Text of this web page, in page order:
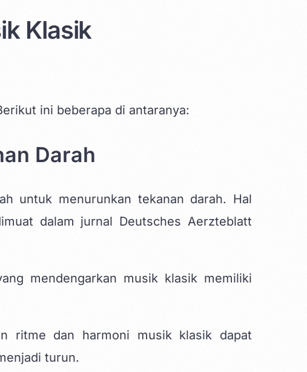
Klasik
ini beberapa di antaranya:
Darah
untuk menurunkan tekanan darah. Hal
dalam jurnal Deutsches Aerzteblatt
mendengarkan musik klasik memiliki
ritme dan harmoni musik klasik dapat
turun.